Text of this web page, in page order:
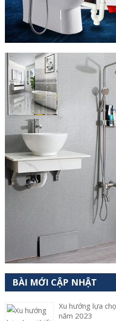
BÀI MỚI CẬP NHẬT
Xu hướng lựa
năm 2023